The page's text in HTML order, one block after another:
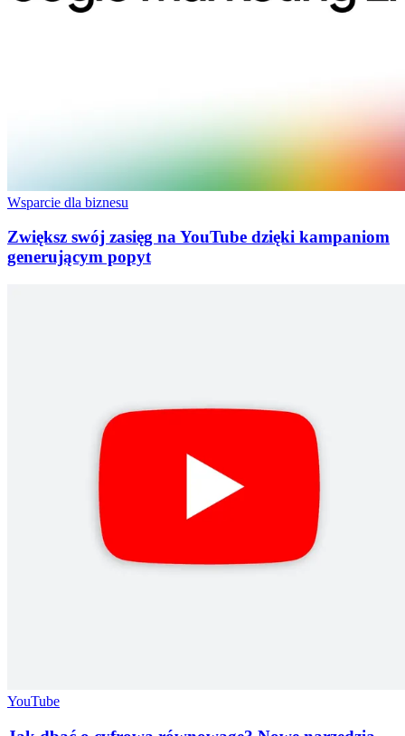
Wsparcie dla biznesu
Zwiększ swój zasięg na YouTube dzięki kampaniom
generującym popyt
YouTube